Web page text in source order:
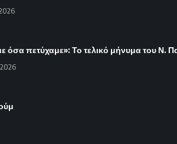
όσα πετύχαμε»: Το τελικό μήνυμα του Ν.